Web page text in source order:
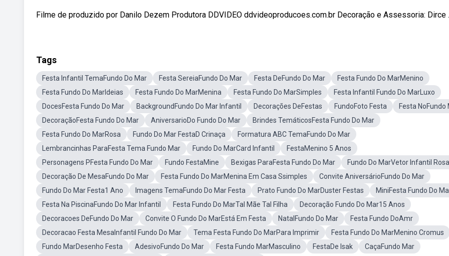
Filme de produzido por Danilo Dezem Produtora DDVIDEO ddvideoproducoes.com.br Decoração e Assessoria: Dirce
Tags
Festa Infantil TemaFundo Do Mar Festa SereiaFundo Do Mar Festa DeFundo Do Mar
Festa Fundo Do MarMenino
Festa Fundo Do MarIdeias
Festa Fundo Do MarMenina Festa Fundo Do MarSimples
Festa Infantil Fundo Do MarLuxo
DocesFesta Fundo Do Mar
BackgroundFundo Do Mar Infantil Decorações DeFestas FundoFoto Festa
Festa NoFundo
DecoraçãoFesta Fundo Do Mar
AniversarioDo Fundo Do Mar
Brindes TemáticosFesta Fundo Do Mar
Festa Fundo Do MarRosa
Fundo Do Mar FestaD Crinaça
Formatura ABC TemaFundo Do Mar
Lembrancinhas ParaFesta Tema Fundo Mar
Fundo Do MarCard Infantil
FestaMenino 5 Anos
Personagens PFesta Fundo Do Mar
Fundo FestaMine Bexigas ParaFesta Fundo Do Mar
Fundo Do MarVetor Infantil Rosa
Decoração De MesaFundo Do Mar
Festa Fundo Do MarMenina Em Casa Ssimples
Convite AniversárioFundo Do Mar
Fundo Do Mar Festa1 Ano
Imagens TemaFundo Do Mar Festa Prato Fundo Do MarDuster Festas
MiniFesta Fundo Do
Festa Na PiscinaFundo Do Mar Infantil
Festa Fundo Do MarTal Mãe Tal Filha
Decoração Fundo Do Mar15 Anos
Decoracoes DeFundo Do Mar
Convite O Fundo Do MarEstá Em Festa NatalFundo Do Mar
Festa Fundo DoAmr
Decoracao Festa MesaInfantil Fundo Do Mar
Tema Festa Fundo Do MarPara Imprimir
Festa Fundo Do MarMenino Cromus
Fundo MarDesenho Festa
AdesivoFundo Do Mar Festa Fundo MarMasculino FestaDe Isak
CaçaFundo Mar